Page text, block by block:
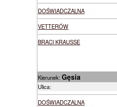
DOŚWIADCZALNA
VETTERÓW
BRACI KRAUSSE
Kierunek: Gęsia
Ulica:
DOŚWIADCZALNA